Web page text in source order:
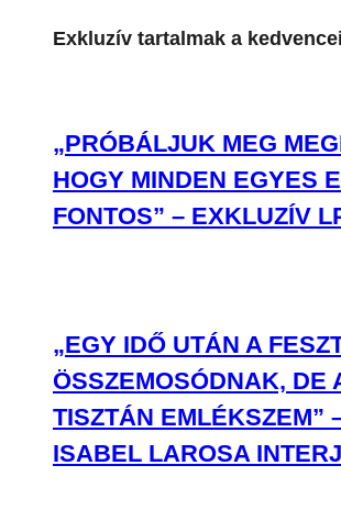
Exkluzív tartalmak a
„PRÓBÁLJUK MEG
HOGY MINDEN EGYES
FONTOS” – EXKLUZÍV
„EGY IDŐ UTÁN A
ÖSSZEMOSÓDNAK, DE
TISZTÁN EMLÉKSZEM”
ISABEL LAROSA